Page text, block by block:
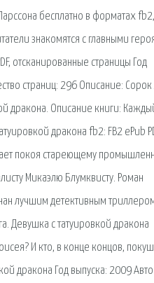
бесплатно в форматах
знакомятся с главными
отсканированные страницы Год
страниц: 296 Описание: Сорок
дракона. Описание книги:
дракона fb2: FB2 ePub
покоя стареющему
Микаэлю Блумквисту. Роман
лучшим детективным
Девушка с татуировкой дракона
И кто, в конце концов,
дракона Год выпуска: 2009